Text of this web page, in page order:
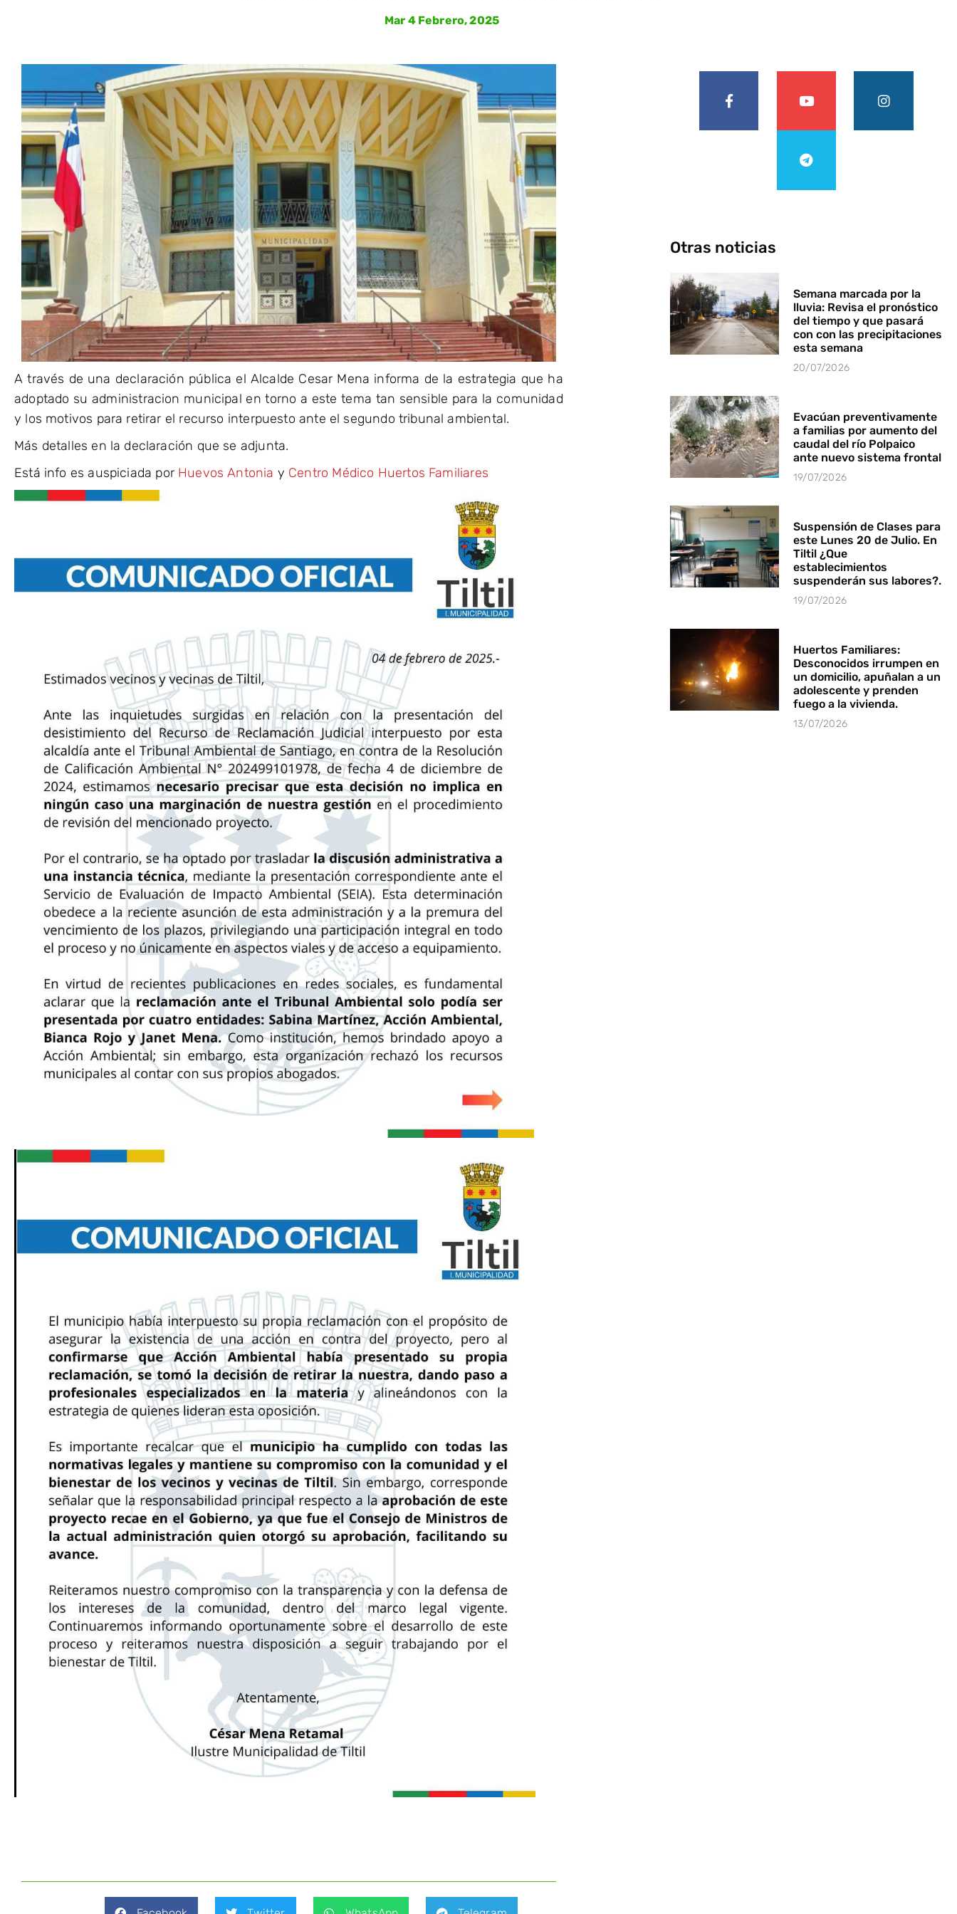
Mar 4 Febrero, 2025
A través de una declaración pública el Alcalde Cesar Mena informa de la estrategia que ha
adoptado su administracion municipal en torno a este tema tan sensible para la comunidad
y los motivos para retirar el recurso interpuesto ante el segundo tribunal ambiental.
Más detalles en la declaración que se adjunta.
Está info es auspiciada por Huevos Antonia y Centro Médico Huertos Familiares
Otras noticias
Semana marcada por la
lluvia: Revisa el pronóstico
del tiempo y que pasará
con con las precipitaciones
esta semana
20/07/2026
Evacúan preventivamente
a familias por aumento del
caudal del río Polpaico
ante nuevo sistema frontal
19/07/2026
Suspensión de Clases para
este Lunes 20 de Julio. En
Tiltil ¿Que
establecimientos
suspenderán sus labores?.
19/07/2026
Huertos Familiares:
Desconocidos irrumpen en
un domicilio, apuñalan a un
adolescente y prenden
fuego a la vivienda.
13/07/2026